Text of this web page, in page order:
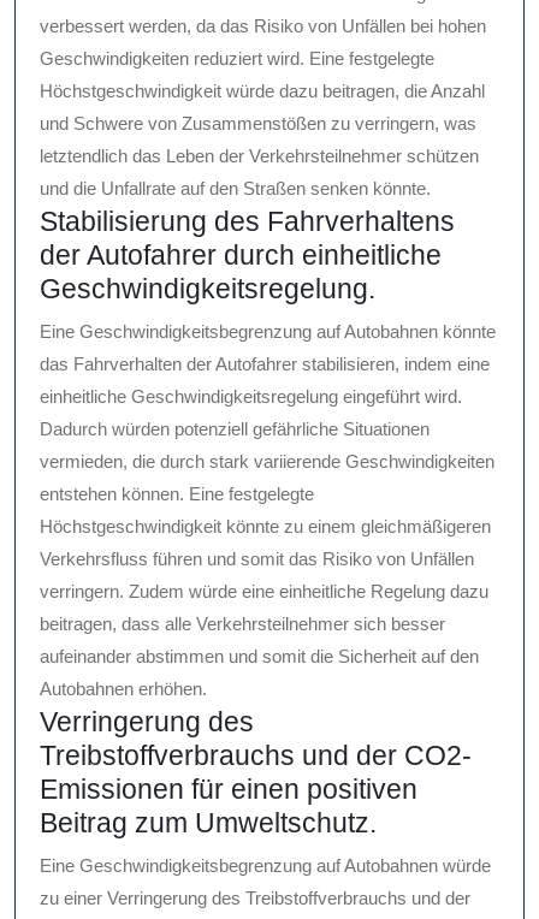
verbessert werden, da das Risiko von Unfällen bei hohen
Geschwindigkeiten reduziert wird. Eine festgelegte
Höchstgeschwindigkeit würde dazu beitragen, die Anzahl
und Schwere von Zusammenstößen zu verringern, was
letztendlich das Leben der Verkehrsteilnehmer schützen
und die Unfallrate auf den Straßen senken könnte.
Stabilisierung des Fahrverhaltens
der Autofahrer durch einheitliche
Geschwindigkeitsregelung.
Eine Geschwindigkeitsbegrenzung auf Autobahnen könnte
das Fahrverhalten der Autofahrer stabilisieren, indem eine
einheitliche Geschwindigkeitsregelung eingeführt wird.
Dadurch würden potenziell gefährliche Situationen
vermieden, die durch stark variierende Geschwindigkeiten
entstehen können. Eine festgelegte
Höchstgeschwindigkeit könnte zu einem gleichmäßigeren
Verkehrsfluss führen und somit das Risiko von Unfällen
verringern. Zudem würde eine einheitliche Regelung dazu
beitragen, dass alle Verkehrsteilnehmer sich besser
aufeinander abstimmen und somit die Sicherheit auf den
Autobahnen erhöhen.
Verringerung des
Treibstoffverbrauchs und der CO2-
Emissionen für einen positiven
Beitrag zum Umweltschutz.
Eine Geschwindigkeitsbegrenzung auf Autobahnen würde
zu einer Verringerung des Treibstoffverbrauchs und der